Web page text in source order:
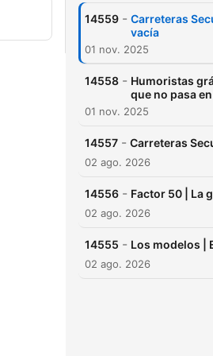
14559 - Carreteras
vacía
01 nov. 2025
14558 - Humoristas
que no pasa
01 nov. 2025
14557 - Carreteras
02 ago. 2026
14556 - Factor 50 | La
02 ago. 2026
14555 - Los modelos |
02 ago. 2026